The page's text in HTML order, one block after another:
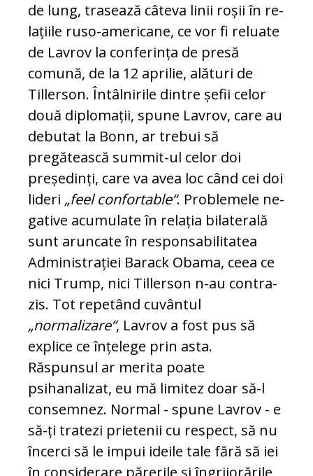
de lung, trasează câteva linii roșii în re­
lațiile ruso-americane, ce vor fi reluate
de La­vrov la conferința de presă
comună, de la 12 aprilie, ală­turi de
Tillerson. Întâlnirile din­tre șefii celor
două diplo­ma­ții, spune Lavrov, care au
de­butat la Bonn, ar trebui să
pregătească summit-ul celor doi
președinți, care va avea loc când cei doi
lideri „feel con­fortable“. Problemele ne­
gative acumulate în relația bi­la­terală
sunt aruncate în res­ponsabilitatea
Administrației Barack Obama, ceea ce
nici Trump, nici Tillerson n-au con­tra­
zis. Tot repetând cuvântul
„normalizare“, La­vrov a fost pus să
explice ce înțelege prin as­ta.
Răspunsul ar merita poate
psihanalizat, eu mă limitez doar să-l
consemnez. Normal - spu­ne Lavrov - e
să-ți tratezi prietenii cu res­pect, să nu
încerci să le impui ideile tale fără să iei